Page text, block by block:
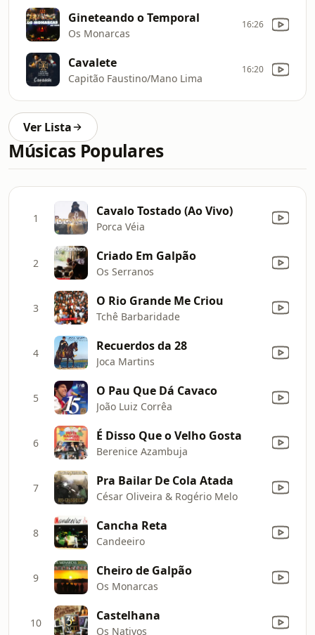
Gineteando o Temporal
Os Monarcas
16:26
Cavalete
Capitão Faustino/Mano Lima
16:20
Ver Lista
Músicas Populares
1 Cavalo Tostado (Ao Vivo)
Porca Véia
2 Criado Em Galpão
Os Serranos
3 O Rio Grande Me Criou
Tchê Barbaridade
4 Recuerdos da 28
Joca Martins
5 O Pau Que Dá Cavaco
João Luiz Corrêa
6 É Disso Que o Velho Gosta
Berenice Azambuja
7 Pra Bailar De Cola Atada
César Oliveira & Rogério Melo
8 Cancha Reta
Candeeiro
9 Cheiro de Galpão
Os Monarcas
10 Castelhana
Os Nativos